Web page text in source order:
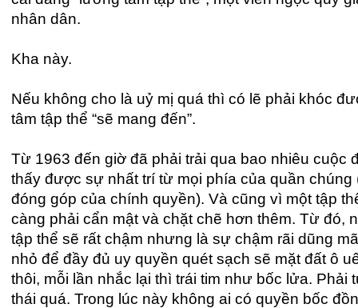
nhân dân.
Kha này.
Nếu không cho là uỷ mị quá thì có lẽ phải khóc
tâm tập thể “sẽ mang đến”.
Từ 1963 đến giờ đã phải trải qua bao nhiêu cuộc
thấy được sự nhất trí từ mọi phía của quần
đóng góp của chính quyền). Và cũng vì một tập
càng phải cẩn mật và chặt chẽ hơn thêm. Từ đó,
tập thể sẽ rất chậm nhưng là sự chậm rãi dũng
nhỏ để đầy đủ uy quyền quét sạch sẽ mặt đất ô
thôi, mỗi lần nhắc lại thì trái tim như bốc lửa.
thái quá. Trong lúc này không ai có quyền bốc